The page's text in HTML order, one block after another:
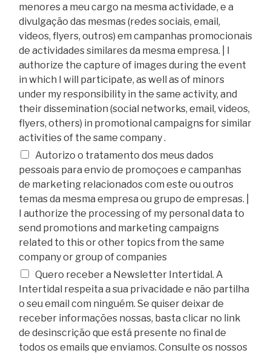
menores a meu cargo na mesma actividade, e a
divulgação das mesmas (redes sociais, email,
videos, flyers, outros) em campanhas promocionais
de actividades similares da mesma empresa. | I
authorize the capture of images during the event
in which I will participate, as well as of minors
under my responsibility in the same activity, and
their dissemination (social networks, email, videos,
flyers, others) in promotional campaigns for similar
activities of the same company .
Autorizo o tratamento dos meus dados
pessoais para envio de promoçoes e campanhas
de marketing relacionados com este ou outros
temas da mesma empresa ou grupo de empresas. |
I authorize the processing of my personal data to
send promotions and marketing campaigns
related to this or other topics from the same
company or group of companies
Quero receber a Newsletter Intertidal. A
Intertidal respeita a sua privacidade e não partilha
o seu email com ninguém. Se quiser deixar de
receber informações nossas, basta clicar no link
de desinscrição que está presente no final de
todos os emails que enviamos. Consulte os nossos